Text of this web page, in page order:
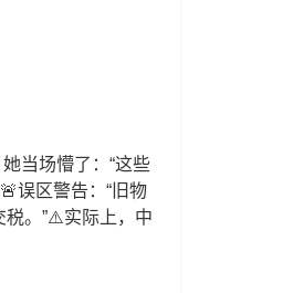
当场懵了：“这些
误区警告：“旧物
税。”⚠️实际上，中